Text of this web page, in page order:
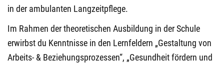
in der ambulanten Langzeitpflege.
Im Rahmen der theoretischen Ausbildung in der Schule
erwirbst du Kenntnisse in den Lernfeldern „Gestaltung von
Arbeits- & Beziehungsprozessen“, „Gesundheit fördern und